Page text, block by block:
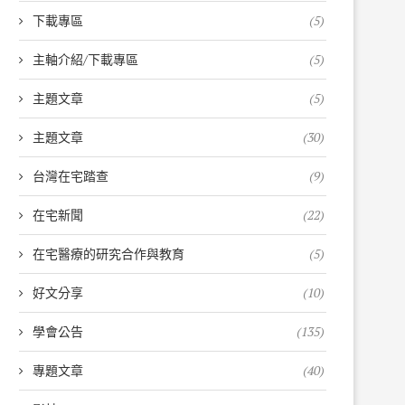
下載專區 (5)
主軸介紹/下載專區 (5)
主題文章 (5)
主題文章 (30)
台灣在宅踏查 (9)
在宅新聞 (22)
在宅醫療的研究合作與教育 (5)
好文分享 (10)
學會公告 (135)
專題文章 (40)